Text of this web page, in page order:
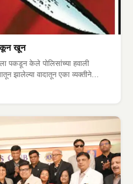
खून
पकडून केले पोलिसांच्या हवाली
झालेल्या वादातून एका व्यक्तीने